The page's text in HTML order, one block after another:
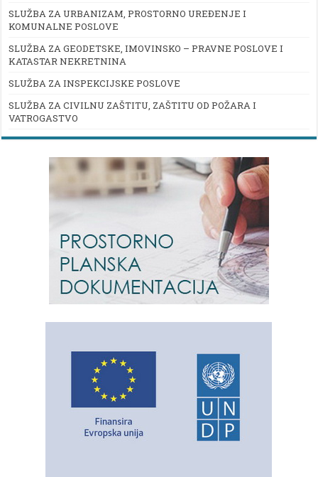
SLUŽBA ZA URBANIZAM, PROSTORNO UREĐENJE I
KOMUNALNE POSLOVE
SLUŽBA ZA GEODETSKE, IMOVINSKO – PRAVNE POSLOVE I
KATASTAR NEKRETNINA
SLUŽBA ZA INSPEKCIJSKE POSLOVE
SLUŽBA ZA CIVILNU ZAŠTITU, ZAŠTITU OD POŽARA I
VATROGASTVO